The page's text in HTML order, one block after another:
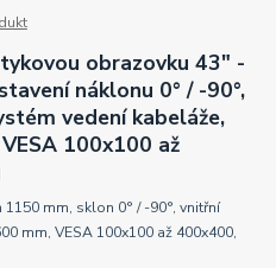
obrazovku 43" -
náklonu 0° / -90°,
vedení kabeláže,
100x100 až
mm, sklon 0° / -90°, vnitřní
mm, VESA 100x100 až 400x400,